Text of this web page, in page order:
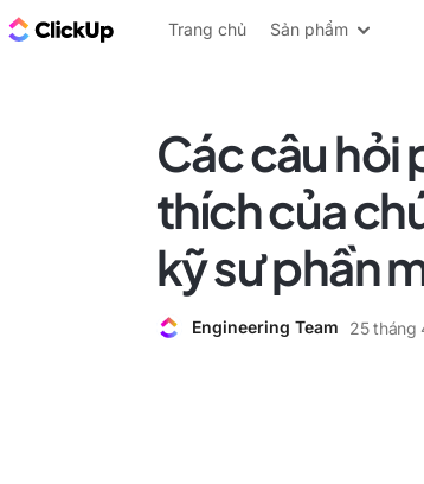
ClickUp Blog
Trang chủ Sản phẩm
Các câu hỏi
thích của
kỹ sư phần
Engineering Team 25 tháng